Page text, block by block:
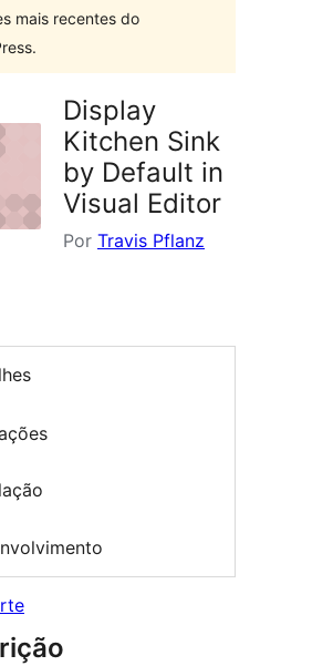
mais recentes do
Display
Kitchen Sink
by Default in
Visual Editor
Por Travis Pflanz